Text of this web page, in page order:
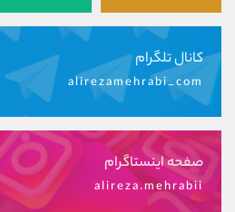
کانال تلگرام
alirezamehrabi_com
صفحه اینستاگرام
alireza.mehrabii